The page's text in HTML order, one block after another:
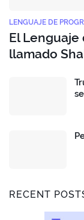
LENGUAJE DE
El
llamado
RECENT